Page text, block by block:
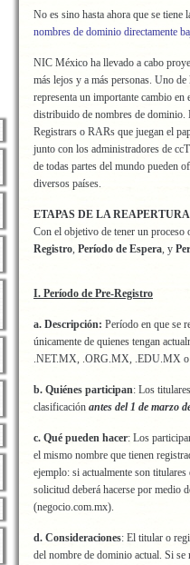
No es sino hasta ahora que se tiene
nombres de dominio directamente
NIC México ha llevado a cabo
más lejos y a más personas. Uno
representa un importante cambio en
distribuido de nombres de dominio.
Registrars o RARs que juegan el
junto con los administradores de
de todas partes del mundo pueden
diversos países.
ETAPAS DE LA REAPERTURA
Con el objetivo de tener un proceso
Registro, Período de Espera, y
I. Período de Pre-Registro
a. Descripción: Período en que se
únicamente de quienes tengan
.NET.MX, .ORG.MX, .EDU.MX
b. Quiénes participan: Los
clasificación antes del 1 de marzo
c. Qué pueden hacer: Los
el mismo nombre que tienen
ejemplo: si actualmente son
solicitud deberá hacerse por medio
(negocio.com.mx).
d. Consideraciones: El titular o
del nombre de dominio actual. Si